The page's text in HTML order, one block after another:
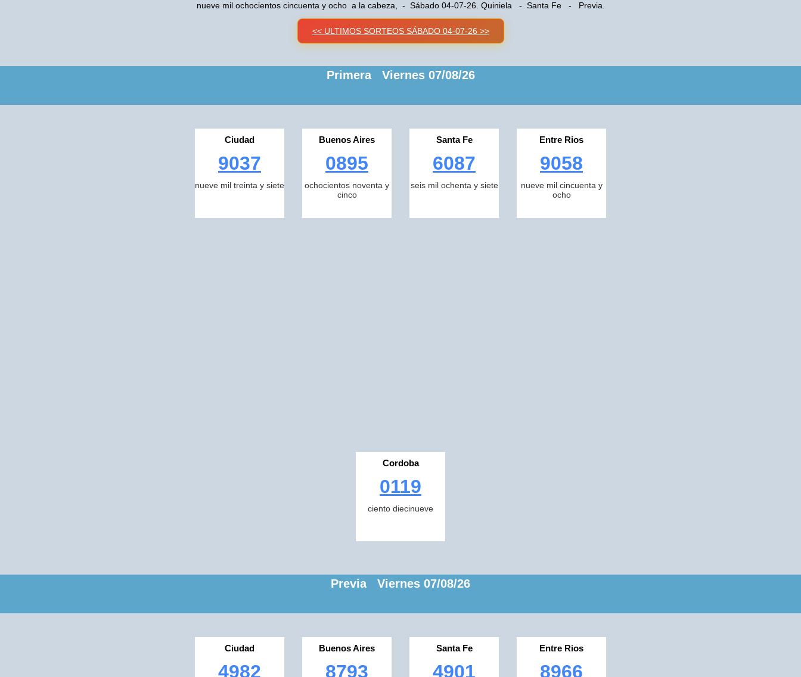
nueve mil ochocientos cincuenta y ocho a la cabeza, - Sábado 04-07-26. Quiniela - Santa Fe - Previa.
<< ULTIMOS SORTEOS SÁBADO 04-07-26 >>
Primera Viernes 07/08/26
Ciudad
9037
nueve mil treinta y siete
Buenos Aires
0895
ochocientos noventa y
cinco
Santa Fe
6087
seis mil ochenta y siete
Entre Rios
9058
nueve mil cincuenta y
ocho
Cordoba
0119
ciento diecinueve
Previa Viernes 07/08/26
Ciudad
4982
Buenos Aires
8793
Santa Fe
4901
Entre Rios
8966